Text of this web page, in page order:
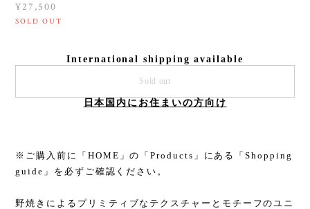
¥27,500
SOLD OUT
International shipping available
Sold out
日本国内にお住まいの方向け
※ご購入前に「HOME」の「Products」にある「Shopping
guide」を必ずご確認ください。
野焼きによるプリミティブなテクスチャーとモチーフのユニ